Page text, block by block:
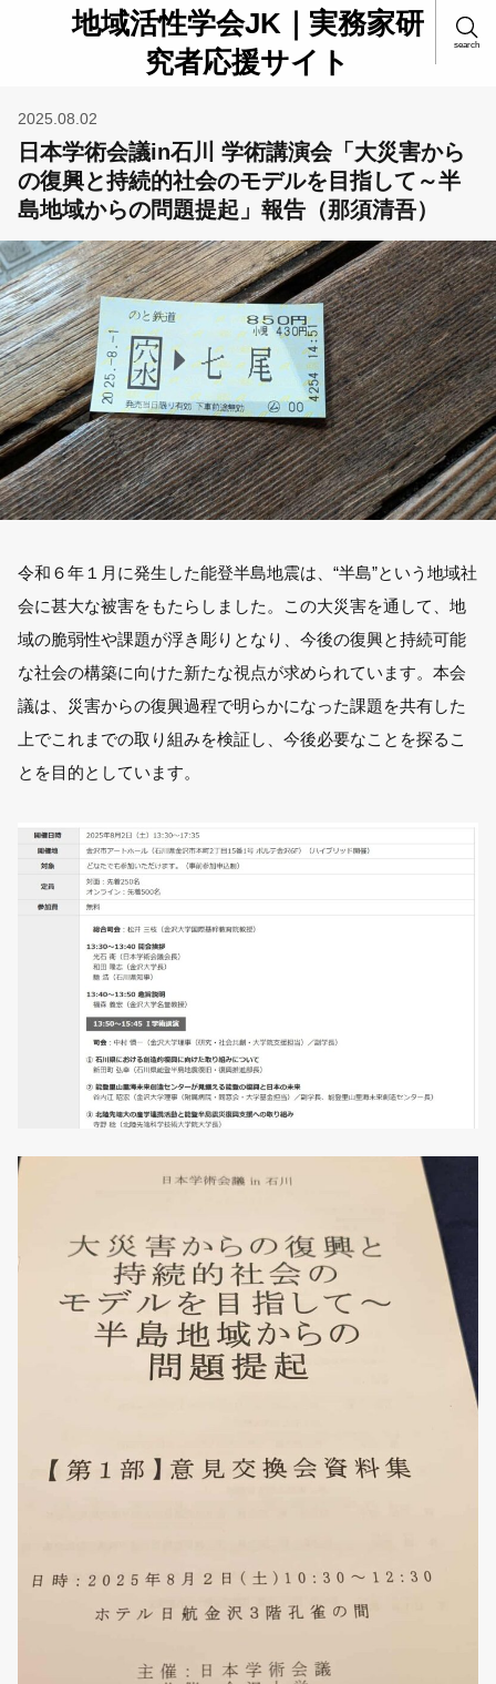
地域活性学会JK｜実務家研
究者応援サイト
search
2025.08.02
日本学術会議in石川 学術講演会「大災害から
の復興と持続的社会のモデルを目指して～半
島地域からの問題提起」報告（那須清吾）
令和６年１月に発生した能登半島地震は、“半島”という地域社
会に甚大な被害をもたらしました。この大災害を通して、地
域の脆弱性や課題が浮き彫りとなり、今後の復興と持続可能
な社会の構築に向けた新たな視点が求められています。本会
議は、災害からの復興過程で明らかになった課題を共有した
上でこれまでの取り組みを検証し、今後必要なことを探るこ
とを目的としています。